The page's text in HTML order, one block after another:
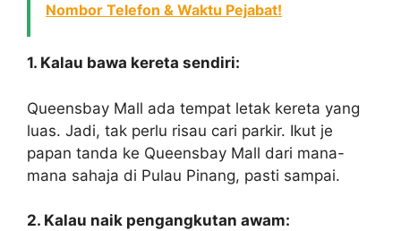
Nombor Telefon & Waktu Pejabat!
1. Kalau bawa kereta sendiri:
Queensbay Mall ada tempat letak kereta yang
luas. Jadi, tak perlu risau cari parkir. Ikut je
papan tanda ke Queensbay Mall dari mana-
mana sahaja di Pulau Pinang, pasti sampai.
2. Kalau naik pengangkutan awam: